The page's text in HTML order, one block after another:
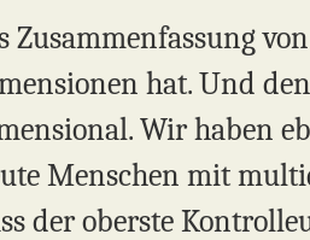
Zusammenfassung
hat. Und
Wir haben
Menschen mit
der oberste